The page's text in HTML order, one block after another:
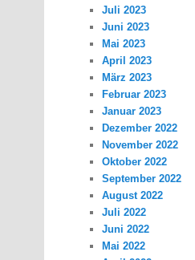
Juli 2023
Juni 2023
Mai 2023
April 2023
März 2023
Februar 2023
Januar 2023
Dezember 2022
November 2022
Oktober 2022
September 2022
August 2022
Juli 2022
Juni 2022
Mai 2022